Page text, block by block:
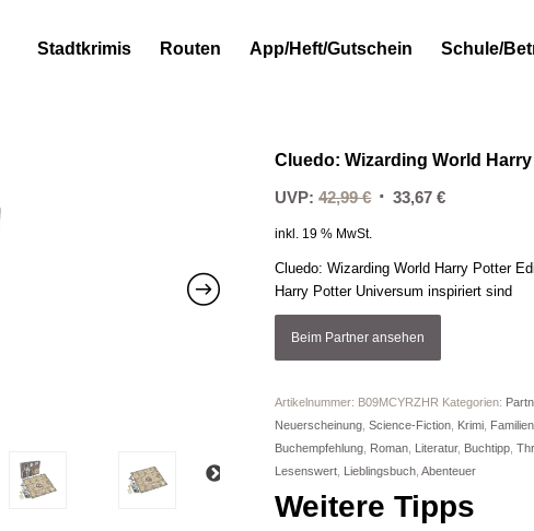
Stadtkrimis Routen App/Heft/Gutschein Schule/
Cluedo: Wizarding World
UVP: 42,99€ Ursprünglicher
42,99 €
33,67€Aktueller
33,67 €.
inkl. 19 % MwSt.
Cluedo: Wizarding World Harry Potter
Harry Potter Universum inspiriert sind
Beim Partner ansehen
Artikelnummer: B09MCYRZHR Kategorien:
Neuerscheinung ,Science-Fiction Krimi
Buchempfehlung Roman Literatur, Buchtipp ,
Lesenswert Lieblingsbuch ,Abenteuer
Weitere Tipps